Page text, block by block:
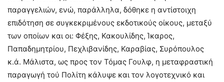
παραγγελιών, ενώ, παράλληλα, δόθηκε η αντίστοιχη
επιδότηση σε συγκεκριμένους εκδοτικούς οίκους, μεταξύ
των οποίων και οι: Φέξης, Κακουλίδης, Ίκαρος,
Παπαδημητρίου, Πεχλιβανίδης, Καραβίας, Συρόπουλος
κ.ά. Μάλιστα, ως προς τον Τόμας Γουλφ, η μεταφραστική
παραγωγή τού Πολίτη κάλυψε και τον λογοτεχνικό και